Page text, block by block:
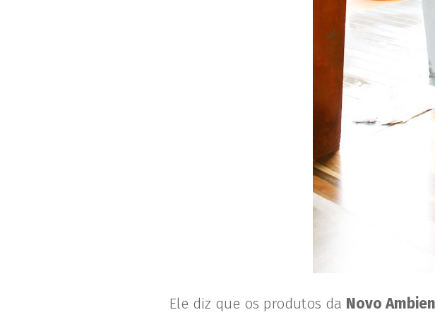
Ele diz que os produtos da Novo